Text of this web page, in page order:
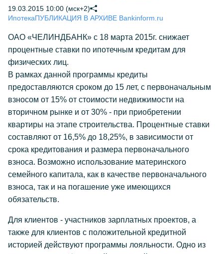
19.03.2015 10:00 (мск+2)
ИпотекаПУБЛИКАЦИЯ В АРХИВЕ Bankinform.ru
ОАО «ЧЕЛИНДБАНК» с 18 марта 2015г. снижает
процентные ставки по ипотечным кредитам для
физических лиц.
В рамках данной программы кредиты
предоставляются сроком до 15 лет, с первоначальным
взносом от 15% от стоимости недвижимости на
вторичном рынке и от 30% - при приобретении
квартиры на этапе строительства. Процентные ставки
составляют от 16,5% до 18,25%, в зависимости от
срока кредитования и размера первоначального
взноса. Возможно использование материнского
семейного капитала, как в качестве первоначального
взноса, так и на погашение уже имеющихся
обязательств.
Для клиентов - участников зарплатных проектов, а
также для клиентов с положительной кредитной
историей действуют программы лояльности. Одно из